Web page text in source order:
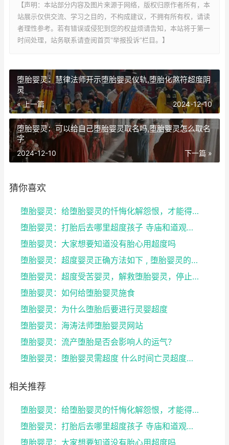
【声明：本站部分内容及图片来源于网络，版权归原作者所有，本
站展示仅供交流、学习之目的，不构成建议，不拥有所有权，请读
者理性参考。若有错误或侵犯到您的权益烦请告知，本站将于第一
时间处理，站务联系请查阅首页“举报投诉”栏目。】
堕胎婴灵：慧律法师开示堕胎婴灵仪轨,堕胎化煞符超度阴
灵
« 上一篇 2024-12-10
堕胎婴灵：可以给自己堕胎婴灵取名吗,堕胎婴灵怎么取名
字
下一篇 »
2024-12-10
猜你喜欢
堕胎婴灵：给堕胎婴灵的忏悔化解怨恨，才能得到轮回的...
堕胎婴灵：打胎后去哪里超度孩子 寺庙和道观都可以
堕胎婴灵：大家想要知道没有胎心用超度吗
堕胎婴灵：超度婴灵正确方法如下 , 堕胎婴灵的心声
堕胎婴灵：超度受苦婴灵，解救堕胎婴灵，停止杀戮，结...
堕胎婴灵：如何给堕胎婴灵施食
堕胎婴灵：为什么堕胎后要进行灵婴超度
堕胎婴灵：海涛法师堕胎婴灵网站
堕胎婴灵：流产堕胎是否会影响人的运气？
堕胎婴灵：堕胎婴灵需超度 什么时间亡灵超度最好？
相关推荐
堕胎婴灵：给堕胎婴灵的忏悔化解怨恨，才能得到轮回的...
堕胎婴灵：打胎后去哪里超度孩子 寺庙和道观都可以
堕胎婴灵：大家想要知道没有胎心用超度吗